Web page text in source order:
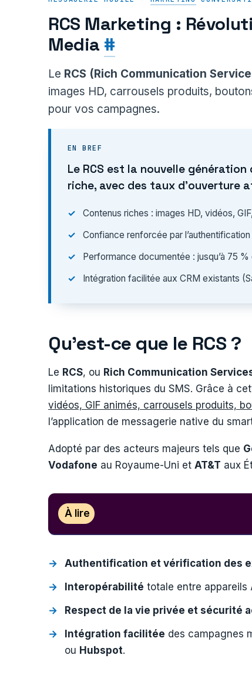
RCS Marketing :
Media #
Le RCS (Rich Communication
images HD, carrousels produits,
pour vos campagnes.
EN BREF
Le RCS est la nouvelle
riche, avec des taux d’ouverture
Contenus riches : images HD, vidéos,
Confiance renforcée par
Performance documentée : jusqu’à 75
Intégration facilitée aux CRM existants
Qu’est-ce que le RCS ?
Le RCS, ou Rich Communication
limitations historiques du SMS. Grâce à
vidéos, GIF animés, carrousels produits,
l’application de messagerie native du
Adopté par des acteurs majeurs tels que
Vodafone au Royaume-Uni et AT&T aux
À lire
Authentification et vérification des
Interopérabilité totale entre appareils
Respect de la vie privée et sécurité
Intégration facilitée des campagnes
ou Hubspot.